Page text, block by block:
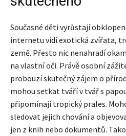
Současné děti vyrůstají
internetu vidí exotická zvířata,
země. Přesto nic nenahradí
na vlastní oči. Právě osobní
probouzí skutečný zájem o
mohou setkat tváří v tvář s
připomínají tropický prales.
sledovat jejich chování a
jen z knih nebo dokumentů.